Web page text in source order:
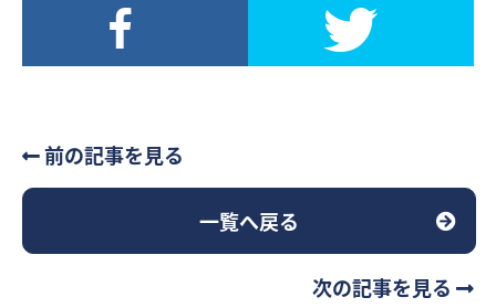
前の記事を見る
一覧へ戻る
次の記事を見る